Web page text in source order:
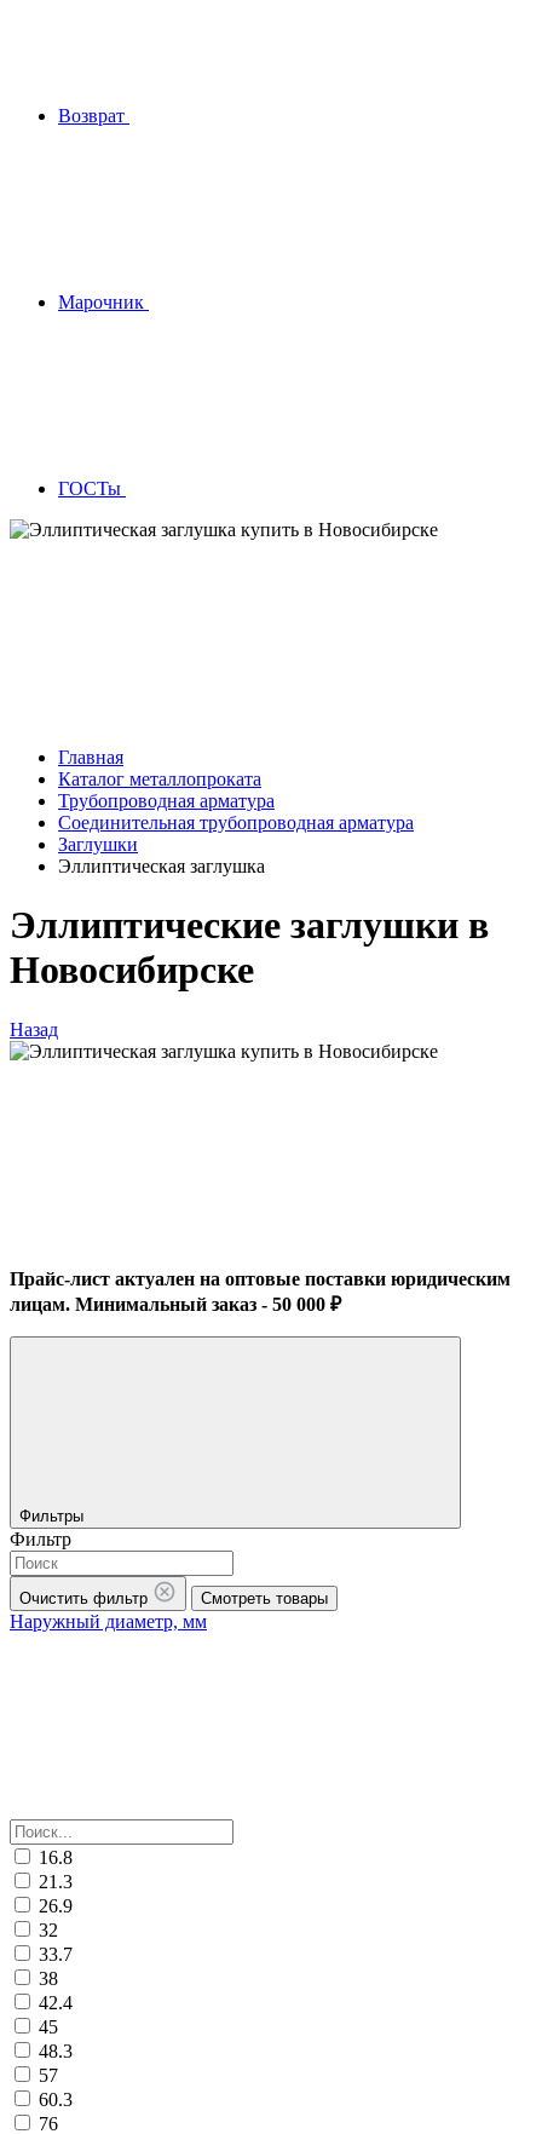
Возврат
Марочник
ГОСТы
Главная
Каталог металлопроката
Трубопроводная арматура
Соединительная трубопроводная арматура
Заглушки
Эллиптическая заглушка
Эллиптические заглушки в
Новосибирске
Назад
Прайс-лист актуален на оптовые поставки юридическим
лицам. Минимальный заказ - 50 000 ₽
Фильтры
Фильтр
Очистить фильтр Смотреть товары
Наружный диаметр, мм
16.8
21.3
26.9
32
33.7
38
42.4
45
48.3
57
60.3
76